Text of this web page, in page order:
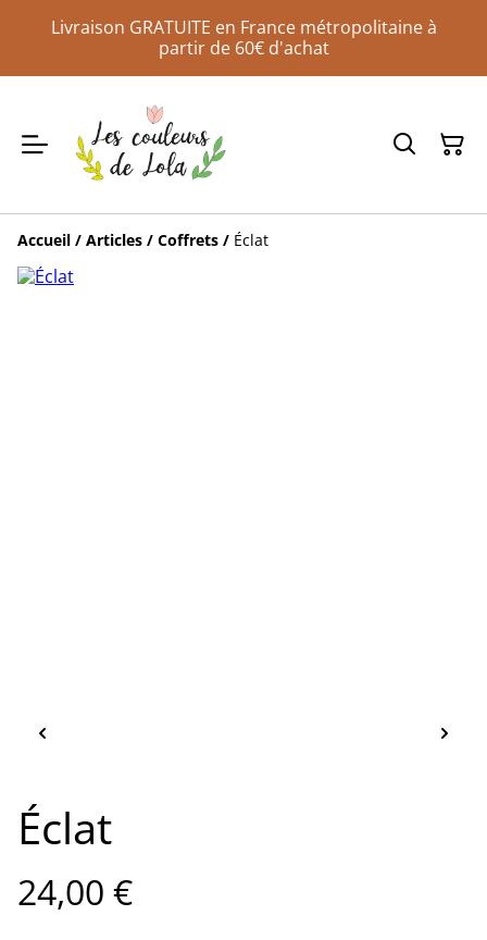
Livraison GRATUITE en France métropolitaine à
partir de 60€ d'achat
Accueil / Articles / Coffrets / Éclat
Éclat
24,00 €